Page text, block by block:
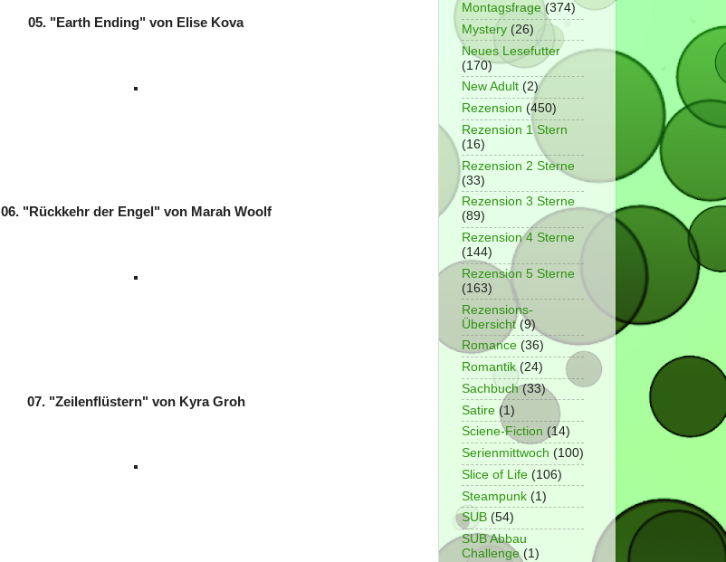
05. "Earth Ending" von Elise Kova
06. "Rückkehr der Engel" von Marah Woolf
07. "Zeilenflüstern" von Kyra Groh
Montagsfrage (374)
Mystery (26)
Neues Lesefutter
(170)
New Adult (2)
Rezension (450)
Rezension 1 Stern
(16)
Rezension 2 Sterne
(33)
Rezension 3 Sterne
(89)
Rezension 4 Sterne
(144)
Rezension 5 Sterne
(163)
Rezensions-
Übersicht (9)
Romance (36)
Romantik (24)
Sachbuch (33)
Satire (1)
Sciene-Fiction (14)
Serienmittwoch (100)
Slice of Life (106)
Steampunk (1)
SUB (54)
SUB Abbau
Challenge (1)